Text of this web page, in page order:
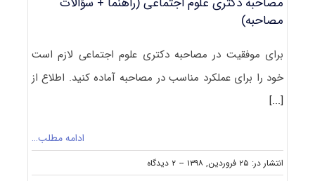
مصاحبه)
برای موفقیت در مصاحبه دکتری علوم اجتماعی لازم است
خود را برای عملکرد مناسب در مصاحبه آماده کنید. اطلاع از
[...]
ادامه مطلب…
انتشار در: ۲۵ فروردین, ۱۳۹۸ -- ۲ دیدگاه
on
مصاحبه